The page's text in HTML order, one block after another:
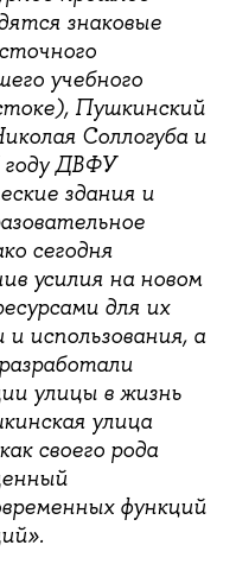
знаковые
учебного
Пушкинский
Соллогуба и
году ДВФУ
здания и
сегодня
усилия на новом
для их
использования, а
улицы в жизнь
улица
своего рода
функций